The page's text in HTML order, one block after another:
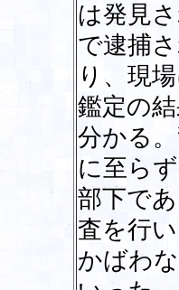
は発見
で逮捕
り、現
鑑定の
分かる
に至ら
部下で
査を行
かばわ